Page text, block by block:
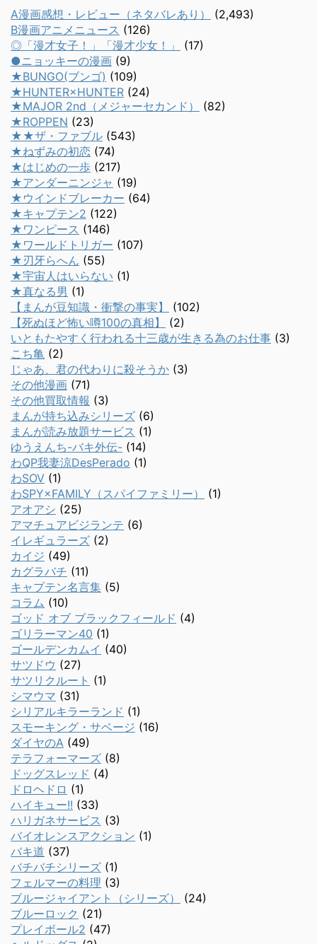
A漫画感想・レビュー（ネタバレあり）
(2,493)
B漫画アニメニュース (126)
◎「漫才女子！」「漫才少女！」
(17)
●ニョッキーの漫画 (9)
★BUNGO(ブンゴ) (109)
★HUNTER×HUNTER (24)
★MAJOR 2nd（メジャーセカンド）
(82)
★ROPPEN (23)
★★ザ・ファブル (543)
★ねずみの初恋 (74)
★はじめの一歩 (217)
★アンダーニンジャ (19)
★ウインドブレーカー (64)
★キャプテン2 (122)
★ワンピース (146)
★ワールドトリガー (107)
★刃牙らへん (55)
★宇宙人はいらない (1)
★真なる男 (1)
【まんが豆知識・衝撃の事実】
(102)
【死ぬほど怖い噂100の真相】
(2)
いともたやすく行われる十三歳が生きる為のお仕事 (3)
こち亀 (2)
じゃあ、君の代わりに殺そうか (3)
その他漫画 (71)
その他買取情報 (3)
まんが持ち込みシリーズ (6)
まんが読み放題サービス (1)
ゆうえんち-バキ外伝- (14)
わQP我妻涼DesPerado (1)
わSOV (1)
わSPY×FAMILY（スパイファミリー）
(1)
アオアシ (25)
アマチュアビジランテ (6)
イレギュラーズ (2)
カイジ (49)
カグラバチ (11)
キャプテン名言集 (5)
コラム (10)
ゴッド オブ ブラックフィールド (4)
ゴリラーマン40 (1)
ゴールデンカムイ (40)
サツドウ (27)
サツリクルート (1)
シマウマ (31)
シリアルキラーランド (1)
スモーキング・サベージ (16)
ダイヤのA (49)
テラフォーマーズ (8)
ドッグスレッド (4)
ドロヘドロ (1)
ハイキュー!! (33)
ハリガネサービス (3)
バイオレンスアクション (1)
バキ道 (37)
バチバチシリーズ (1)
フェルマーの料理 (3)
ブルージャイアント（シリーズ）
(24)
ブルーロック (21)
プレイボール2 (47)